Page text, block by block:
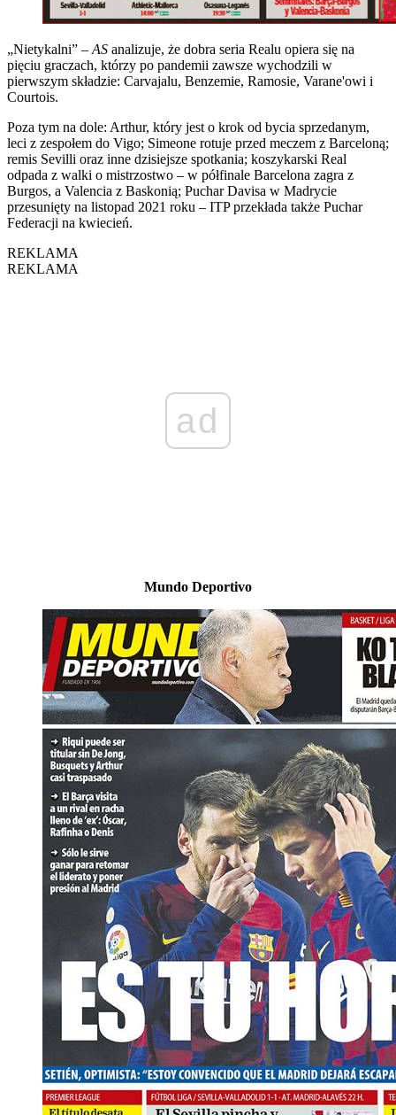
„Nietykalni” – AS analizuje, że dobra seria Realu opiera się na
pięciu graczach, którzy po pandemii zawsze wychodzili w
pierwszym składzie: Carvajalu, Benzemie, Ramosie, Varane'owi i
Courtois.
Poza tym na dole: Arthur, który jest o krok od bycia sprzedanym,
leci z zespołem do Vigo; Simeone rotuje przed meczem z Barceloną;
remis Sevilli oraz inne dzisiejsze spotkania; koszykarski Real
odpada z walki o mistrzostwo – w półfinale Barcelona zagra z
Burgos, a Valencia z Baskonią; Puchar Davisa w Madrycie
przesunięty na listopad 2021 roku – ITP przekłada także Puchar
Federacji na kwiecień.
REKLAMA
REKLAMA
ad
Mundo Deportivo